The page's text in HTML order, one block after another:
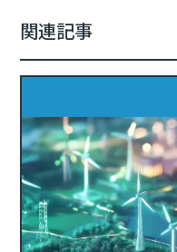
関連記事